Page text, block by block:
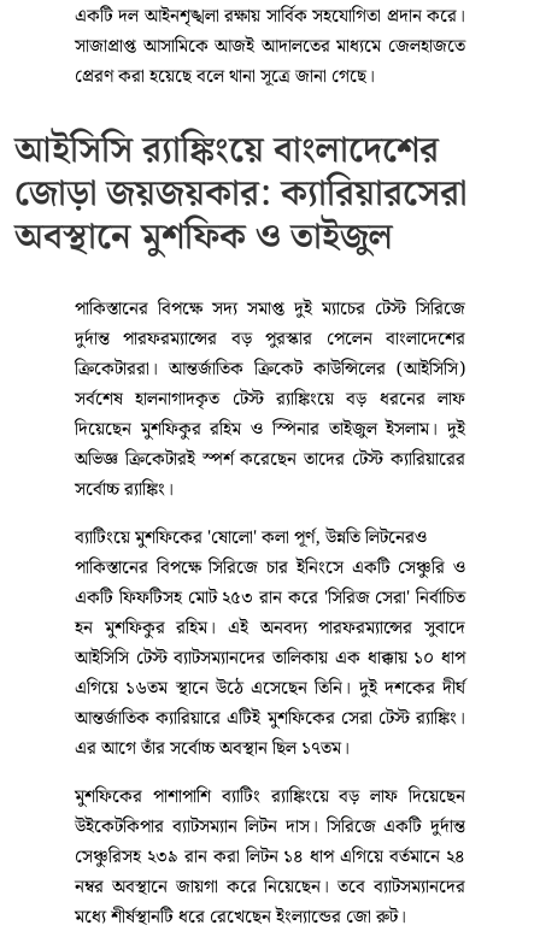
অভিযান শেষে সাঁথিয়া থানার অফিসার ইনচার্জ (ওসি) রফিকুল
ইসলাম সংবাদমাধ্যমকে জানান, এলাকার যুবসমাজকে রক্ষায়
মাদকের বিরুদ্ধে তাদের অবস্থান কঠোর।
তিনি বলেন:
"সাঁথিয়া থানা এলাকাকে মাদকমুক্ত করতে আমাদের
মাদকবিরোধী অভিযান নিয়মিত চলমান রয়েছে। মাদকের প্রশ্নে
আমরা 'জিরো টলারেন্স' নীতিতে বিশ্বাসী। কোনো মাদক
ভ্রাম্যমাণ আদালতের এই অভিযানে সাঁথিয়া থানা পুলিশের
একটি দল আইনশৃঙ্খলা রক্ষায় সার্বিক সহযোগিতা প্রদান করে।
সাজাপ্রাপ্ত আসামিকে আজই আদালতের মাধ্যমে জেলহাজতে
প্রেরণ করা হয়েছে বলে থানা সূত্রে জানা গেছে।
আইসিসি র‍্যাঙ্কিংয়ে বাংলাদেশের
জোড়া জয়জয়কার: ক্যারিয়ারসেরা
অবস্থানে মুশফিক ও তাইজুল